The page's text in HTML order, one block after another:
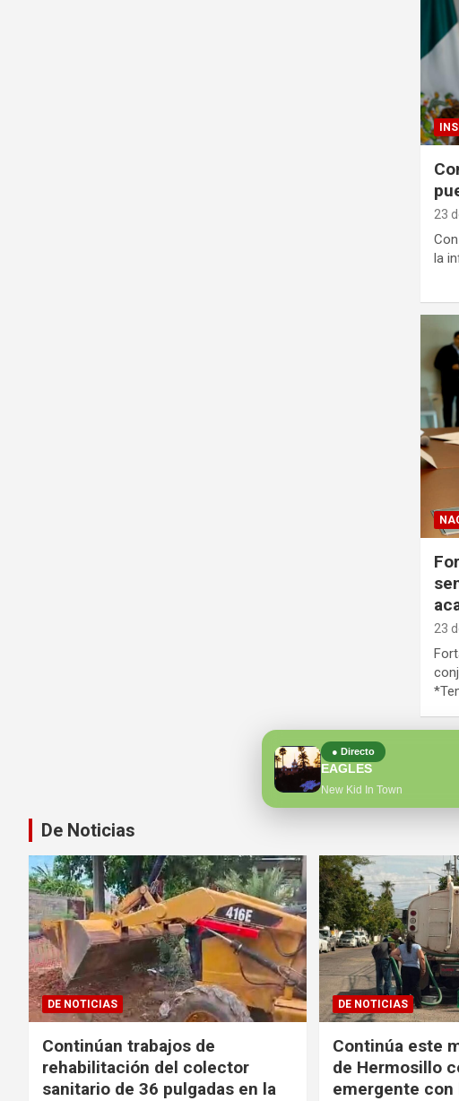
23
la
23
● Directo
EAGLES
New Kid In Town
De Noticias
DE NOTICIAS
Continúan trabajos de
rehabilitación del colector
sanitario de 36 pulgadas en la
DE NOTICIAS
Continúa este
de Hermosillo
emergente con